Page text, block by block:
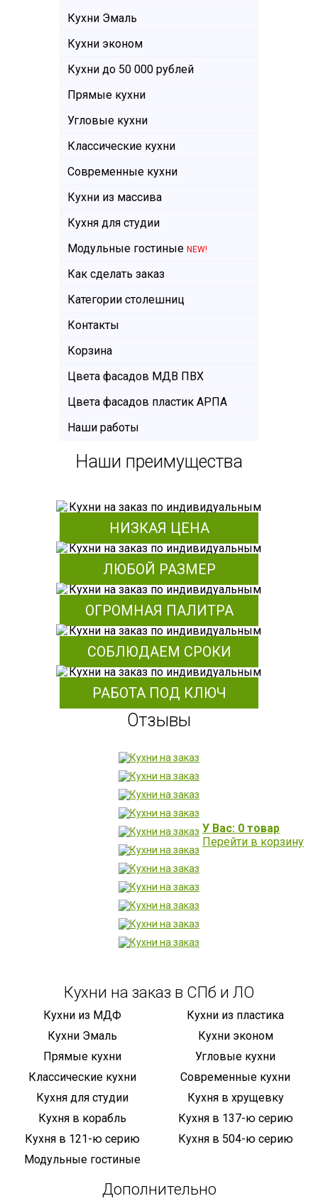
Кухни Эмаль
Кухни эконом
Кухни до 50 000 рублей
Прямые кухни
Угловые кухни
Классические кухни
Современные кухни
Кухни из массива
Кухня для студии
Модульные гостиные NEW!
Как сделать заказ
Категории столешниц
Контакты
Корзина
Цвета фасадов МДВ ПВХ
Цвета фасадов пластик АРПА
Наши работы
Наши преимущества
НИЗКАЯ ЦЕНА
ЛЮБОЙ РАЗМЕР
ОГРОМНАЯ ПАЛИТРА
СОБЛЮДАЕМ СРОКИ
РАБОТА ПОД КЛЮЧ
Отзывы
У Вас: 0 товар
Перейти в корзину
Кухни на заказ в СПб и ЛО
Кухни из МДФ
Кухни из пластика
Кухни Эмаль
Кухни эконом
Прямые кухни
Угловые кухни
Классические кухни
Современные кухни
Кухня для студии
Кухня в хрущевку
Кухня в корабль
Кухня в 137-ю серию
Кухня в 121-ю серию
Кухня в 504-ю серию
Модульные гостиные
Дополнительно